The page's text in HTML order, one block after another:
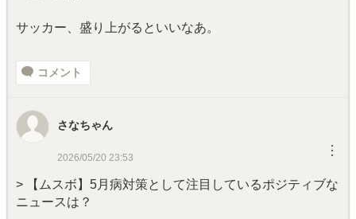
サッカー、盛り上がるといいなあ。
コメント
さなちゃん
2026/05/20 23:53 ︙
> 【ムスボ】5月病対策として注目しているポジティブな
ニュースは？